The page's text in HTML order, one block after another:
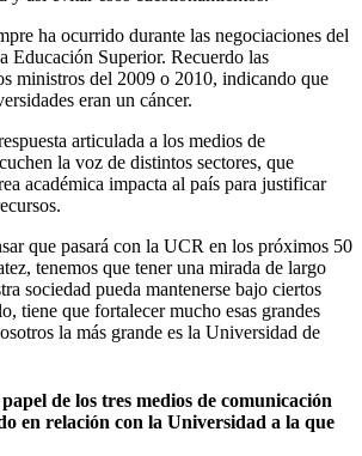
ha ocurrido durante las negociaciones del
Educación Superior. Recuerdo las
ministros del 2009 o 2010, indicando que
eran un cáncer.
articulada a los medios de
la voz de distintos sectores, que
académica impacta al país para justificar
que pasará con la UCR en los próximos 50
tenemos que tener una mirada de largo
sociedad pueda mantenerse bajo ciertos
tiene que fortalecer mucho esas grandes
la más grande es la Universidad de
de los tres medios de comunicación
en relación con la Universidad a la que